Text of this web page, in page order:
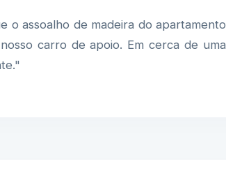
o assoalho de madeira do apartamento
carro de apoio. Em cerca de uma